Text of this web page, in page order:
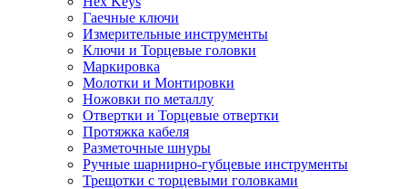
Гаечные ключи
Измерительные инструменты
Ключи и Торцевые головки
Маркировка
Молотки и Монтировки
Ножовки по металлу
Отвертки и Торцевые отвертки
Протяжка кабеля
Разметочные шнуры
Ручные шарнирно-губцевые инструменты
Трещотки с торцевыми головками